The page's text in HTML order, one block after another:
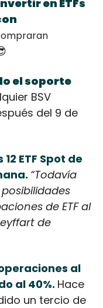
en ETFs
el soporte
BSV
del 9 de
ETF Spot de
“Todavía
de ETF al
de
al
al 40%. Hace
un tercio de